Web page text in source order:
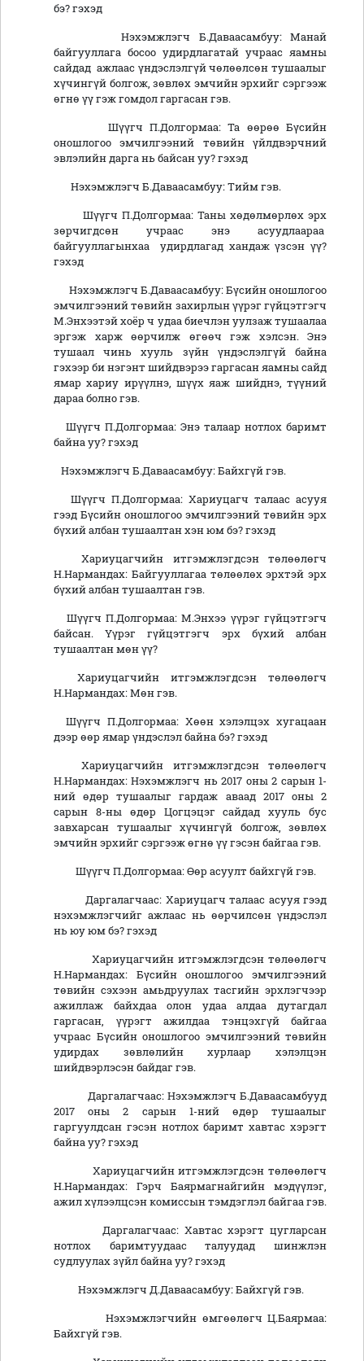
бэ? гэхэд
Нэхэмжлэгч Б.Даваасамбуу: Манай
байгууллага босоо удирдлагатай учраас яамны
сайдад ажлаас үндэслэлгүй чөлөөлсөн тушаалыг
хүчингүй болгож, зөвлөх эмчийн эрхийг сэргээж
өгнө үү гэж гомдол гаргасан гэв.
Шүүгч П.Долгормаа: Та өөрөө Бүсийн
оношлогоо эмчилгээний төвийн үйлдвэрчний
эвлэлийн дарга нь байсан уу? гэхэд
Нэхэмжлэгч Б.Даваасамбуу: Тийм гэв.
Шүүгч П.Долгормаа: Таны хөдөлмөрлөх эрх
зөрчигдсөн учраас энэ асуудлаараа
байгууллагынхаа удирдлагад хандаж үзсэн үү?
гэхэд
Нэхэмжлэгч Б.Даваасамбуу: Бүсийн оношлогоо
эмчилгээний төвийн захирлын үүрэг гүйцэтгэгч
М.Энхээтэй хоёр ч удаа биечлэн уулзаж тушаалаа
эргэж харж өөрчилж өгөөч гэж хэлсэн. Энэ
тушаал чинь хууль зүйн үндэслэлгүй байна
гэхээр би нэгэнт шийдвэрээ гаргасан яамны сайд
ямар хариу ирүүлнэ, шүүх яаж шийднэ, түүний
дараа болно гэв.
Шүүгч П.Долгормаа: Энэ талаар нотлох баримт
байна уу? гэхэд
Нэхэмжлэгч Б.Даваасамбуу: Байхгүй гэв.
Шүүгч П.Долгормаа: Хариуцагч талаас асууя
гээд Бүсийн оношлогоо эмчилгээний төвийн эрх
бүхий албан тушаалтан хэн юм бэ? гэхэд
Хариуцагчийн итгэмжлэгдсэн төлөөлөгч
Н.Нармандах: Байгууллагаа төлөөлөх эрхтэй эрх
бүхий албан тушаалтан гэв.
Шүүгч П.Долгормаа: М.Энхээ үүрэг гүйцэтгэгч
байсан. Үүрэг гүйцэтгэгч эрх бүхий албан
тушаалтан мөн үү?
Хариуцагчийн итгэмжлэгдсэн төлөөлөгч
Н.Нармандах: Мөн гэв.
Шүүгч П.Долгормаа: Хөөн хэлэлцэх хугацаан
дээр өөр ямар үндэслэл байна бэ? гэхэд
Хариуцагчийн итгэмжлэгдсэн төлөөлөгч
Н.Нармандах: Нэхэмжлэгч нь 2017 оны 2 сарын 1-
ний өдөр тушаалыг гардаж аваад 2017 оны 2
сарын 8-ны өдөр Цогцэцэг сайдад хууль бус
завхарсан тушаалыг хүчингүй болгож, зөвлөх
эмчийн эрхийг сэргээж өгнө үү гэсэн байгаа гэв.
Шүүгч П.Долгормаа: Өөр асуулт байхгүй гэв.
Даргалагчаас: Хариуцагч талаас асууя гээд
нэхэмжлэгчийг ажлаас нь өөрчилсөн үндэслэл
нь юу юм бэ? гэхэд
Хариуцагчийн итгэмжлэгдсэн төлөөлөгч
Н.Нармандах: Бүсийн оношлогоо эмчилгээний
төвийн сэхээн амьдруулах тасгийн эрхлэгчээр
ажиллаж байхдаа олон удаа алдаа дутагдал
гаргасан, үүрэгт ажилдаа тэнцэхгүй байгаа
учраас Бүсийн оношлогоо эмчилгээний төвийн
удирдах зөвлөлийн хурлаар хэлэлцэн
шийдвэрлэсэн байдаг гэв.
Даргалагчаас: Нэхэмжлэгч Б.Даваасамбууд
2017 оны 2 сарын 1-ний өдөр тушаалыг
гаргуулдсан гэсэн нотлох баримт хавтас хэрэгт
байна уу? гэхэд
Хариуцагчийн итгэмжлэгдсэн төлөөлөгч
Н.Нармандах: Гэрч Баярмагнайгийн мэдүүлэг,
ажил хүлээлцсэн комиссын тэмдэглэл байгаа гэв.
Даргалагчаас: Хавтас хэрэгт цугларсан
нотлох баримтуудаас талуудад шинжлэн
судлуулах зүйл байна уу? гэхэд
Нэхэмжлэгч Д.Даваасамбуу: Байхгүй гэв.
Нэхэмжлэгчийн өмгөөлөгч Ц.Баярмаа:
Байхгүй гэв.